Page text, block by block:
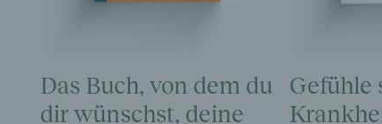
Das Buch, von dem du
dir wünschst, deine
Gefühle